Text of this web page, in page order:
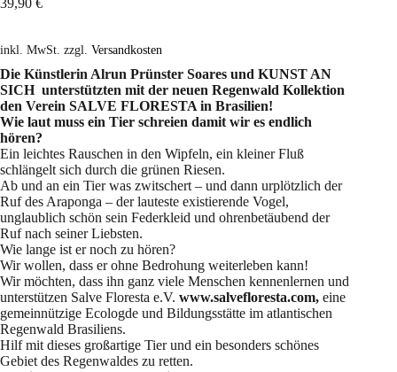
inkl. MwSt. zzgl. Versandkosten
Die Künstlerin Alrun Prünster Soares und KUNST AN
SICH unterstützten mit der neuen Regenwald Kollektion
den Verein SALVE FLORESTA in Brasilien!
Wie laut muss ein Tier schreien damit wir es endlich
hören?
Ein leichtes Rauschen in den Wipfeln, ein kleiner Fluß
schlängelt sich durch die grünen Riesen.
Ab und an ein Tier was zwitschert – und dann urplötzlich der
Ruf des Araponga – der lauteste existierende Vogel,
unglaublich schön sein Federkleid und ohrenbetäubend der
Ruf nach seiner Liebsten.
Wie lange ist er noch zu hören?
Wir wollen, dass er ohne Bedrohung weiterleben kann!
Wir möchten, dass ihn ganz viele Menschen kennenlernen und
unterstützen Salve Floresta e.V. www.salvefloresta.com, eine
gemeinnützige Ecologde und Bildungsstätte im atlantischen
Regenwald Brasiliens.
Hilf mit dieses großartige Tier und ein besonders schönes
Gebiet des Regenwaldes zu retten.